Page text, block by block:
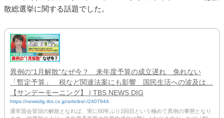
散総選挙に関する話題でした。
異例の“1月解散”なぜ今？ 来年度予算の成立遅れ 免れない
「暫定予算」 税など関連法案にも影響 国民生活への波及は…
【サンデーモーニング】 | TBS NEWS DIG
https://newsdig.tbs.co.jp/articles/-/2407944
通常国会冒頭の解散となれば、実に60年ぶり2回目という極めて異例の事態となり